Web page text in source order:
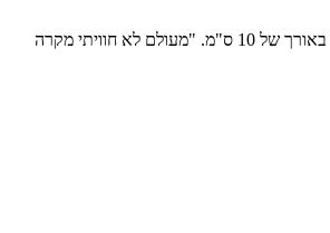
ברשויות במינכן, גרמניה, בודקים כיצד הצליח נוסע לעלות על שתי טיסות שונות, בשני ימים שונים, מבלי שהיה לו כרטיס טיסה. ואם זה לא מספיק, בציוד שלו נמצאה סכין עם להב באורך של 10 ס"מ. "מעולם לא חוויתי מקרה